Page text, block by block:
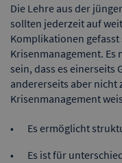
Die Lehre aus der
sollten jederzeit auf
Komplikationen
Krisenmanagement.
sein, dass es einerseits
andererseits aber nicht
Krisenmanagement
Es ermöglicht
Es ist für